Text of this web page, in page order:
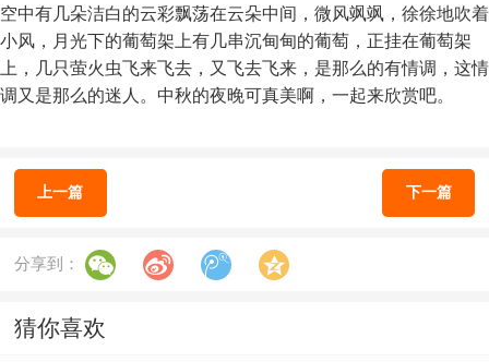
空中有几朵洁白的云彩飘荡在云朵中间，微风飒飒，徐徐地吹着
小风，月光下的葡萄架上有几串沉甸甸的葡萄，正挂在葡萄架
上，几只萤火虫飞来飞去，又飞去飞来，是那么的有情调，这情
调又是那么的迷人。中秋的夜晚可真美啊，一起来欣赏吧。
上一篇 下一篇
分享到：
猜你喜欢